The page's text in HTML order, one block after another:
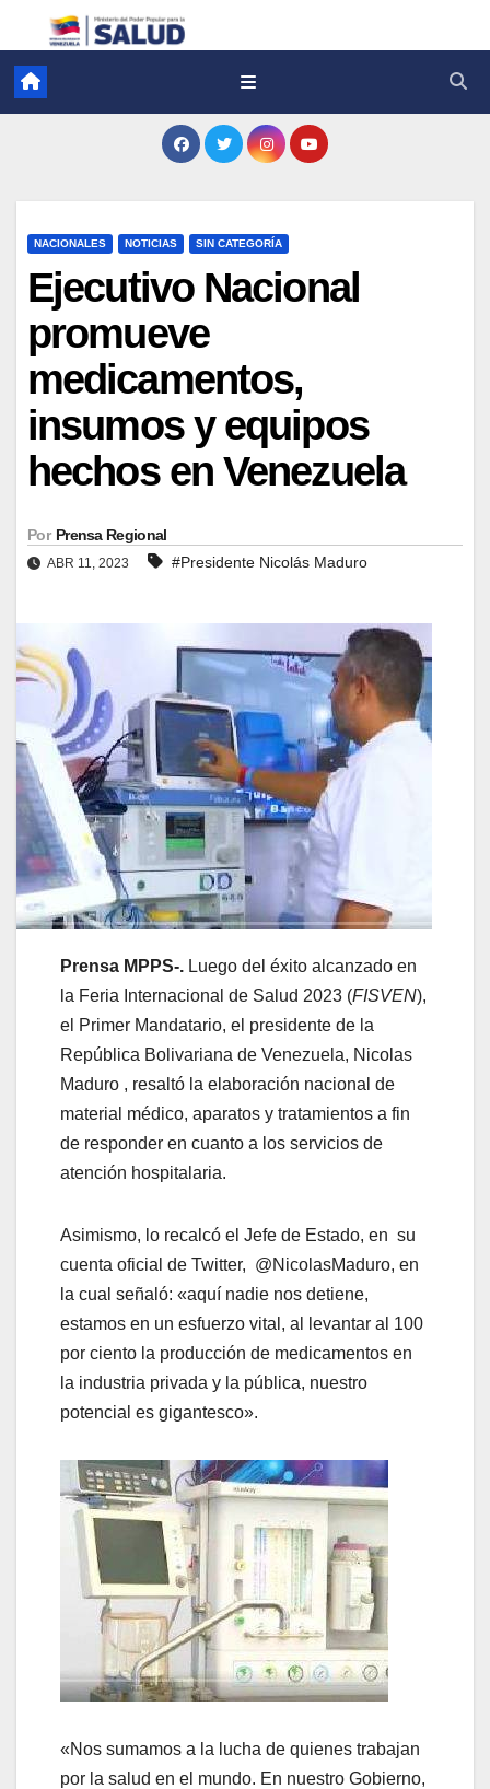
NACIONALES NOTICIAS SIN CATEGORÍA
Ejecutivo Nacional
promueve
medicamentos,
insumos y equipos
hechos en Venezuela
Por Prensa Regional
ABR 11, 2023 #Presidente Nicolás Maduro
Prensa MPPS-. Luego del éxito alcanzado en
la Feria Internacional de Salud 2023 (FISVEN),
el Primer Mandatario, el presidente de la
República Bolivariana de Venezuela, Nicolas
Maduro , resaltó la elaboración nacional de
material médico, aparatos y tratamientos a fin
de responder en cuanto a los servicios de
atención hospitalaria.
Asimismo, lo recalcó el Jefe de Estado, en su
cuenta oficial de Twitter, @NicolasMaduro, en
la cual señaló: «aquí nadie nos detiene,
estamos en un esfuerzo vital, al levantar al 100
por ciento la producción de medicamentos en
la industria privada y la pública, nuestro
potencial es gigantesco».
«Nos sumamos a la lucha de quienes trabajan
por la salud en el mundo. En nuestro Gobierno,